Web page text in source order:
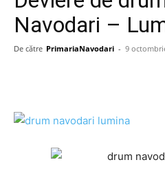
Navodari –
De către PrimariaNavodari - 9